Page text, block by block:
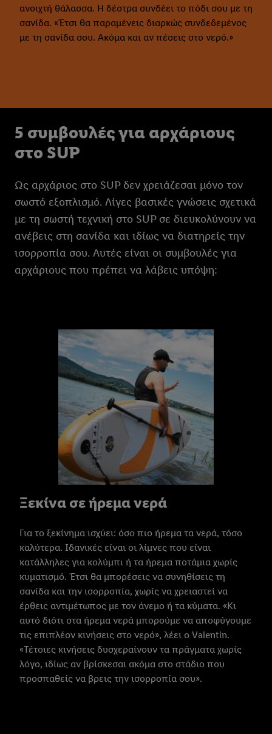
ανοιχτή θάλασσα. Η δέστρα συνδέει το πόδι σου με τη
σανίδα. «Έτσι θα παραμένεις διαρκώς συνδεδεμένος
με τη σανίδα σου. Ακόμα και αν πέσεις στο νερό.»
5 συμβουλές για αρχάριους
στο SUP
Ως αρχάριος στο SUP δεν χρειάζεσαι μόνο τον
σωστό εξοπλισμό. Λίγες βασικές γνώσεις σχετικά
με τη σωστή τεχνική στο SUP σε διευκολύνουν να
ανέβεις στη σανίδα και ιδίως να διατηρείς την
ισορροπία σου. Αυτές είναι οι συμβουλές για
αρχάριους που πρέπει να λάβεις υπόψη:
Ξεκίνα σε ήρεμα νερά
Για το ξεκίνημα ισχύει: όσο πιο ήρεμα τα νερά, τόσο
καλύτερα. Ιδανικές είναι οι λίμνες που είναι
κατάλληλες για κολύμπι ή τα ήρεμα ποτάμια χωρίς
κυματισμό. Έτσι θα μπορέσεις να συνηθίσεις τη
σανίδα και την ισορροπία, χωρίς να χρειαστεί να
έρθεις αντιμέτωπος με τον άνεμο ή τα κύματα. «Κι
αυτό διότι στα ήρεμα νερά μπορούμε να αποφύγουμε
τις επιπλέον κινήσεις στο νερό», λέει ο Valentin.
«Τέτοιες κινήσεις δυσχεραίνουν τα πράγματα χωρίς
λόγο, ιδίως αν βρίσκεσαι ακόμα στο στάδιο που
προσπαθείς να βρεις την ισορροπία σου».